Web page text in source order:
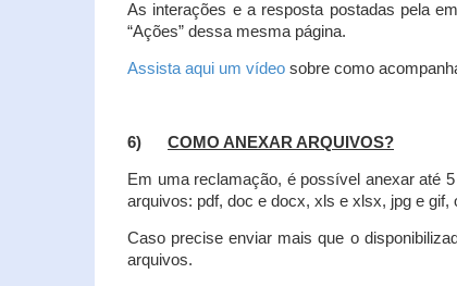
As interações e a resposta postadas pela
“Ações” dessa mesma página.
Assista aqui um vídeo sobre como
6) COMO ANEXAR ARQUIVOS?
Em uma reclamação, é possível anexar até
arquivos: pdf, doc e docx, xls e xlsx, jpg e
Caso precise enviar mais que o
arquivos.